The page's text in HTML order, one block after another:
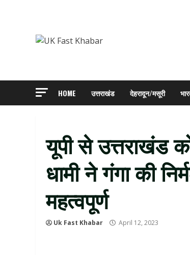
HOME उत्तराखंड देहरादून/मसूरी
यूपी से उत्तराखंड
धामी ने गंगा की
महत्वपूर्ण
Uk Fast Khabar April 12, 2023